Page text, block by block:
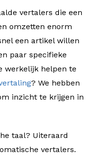
vertalers die een
omzetten enorm
een artikel willen
paar specifieke
werkelijk helpen te
? We hebben
inzicht te krijgen in
taal? Uiteraard
vertalers.